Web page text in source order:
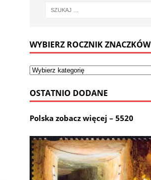
WYBIERZ ROCZNIK ZNACZKÓW
OSTATNIO DODANE
Polska zobacz więcej – 5520